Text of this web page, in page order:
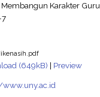
Karakter Guru
(649kB) | Preview